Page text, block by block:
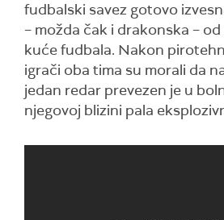
fudbalski savez gotovo
– možda čak i drakonska –
kuće fudbala. Nakon
igrači oba tima su morali da
jedan redar prevezen je u
njegovoj blizini pala